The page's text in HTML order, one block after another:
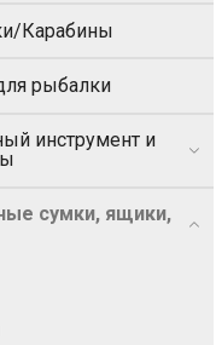
Карабины
рыбалки
инструмент и
сумки, ящики,